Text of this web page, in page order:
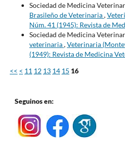
Sociedad de Medicina
Brasileño de Veterinaria,
Núm. 41 (1945): Revista de
Sociedad de Medicina
veterinaria,Veterinaria
(1949): Revista de Medicina
<< < 11 12 13 14 15 16
Seguinos en: